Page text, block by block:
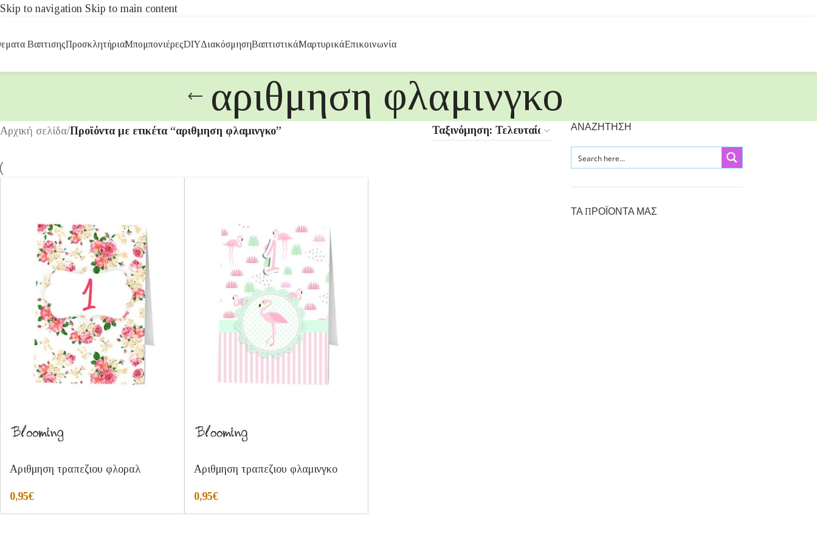
Skip to navigation Skip to main content
ΒαπτισηςΠροσκλητήριαΜπομπονιέρεςDIYΔιακόσμησηΒαπτιστικάΜαρτυρικάΕπικοινωνία
αριθμηση φλαμινγκο
Αρχική σελίδα/Προϊόντα με ετικέτα “αριθμηση φλαμινγκο”
Αριθμηση τραπεζιου φλοραλ
0,95€
Αριθμηση τραπεζιου φλαμινγκο
0,95€
ΑΝΑΖΗΤΗΣΗ
ΤΑ ΠΡΟΪΟΝΤΑ ΜΑΣ